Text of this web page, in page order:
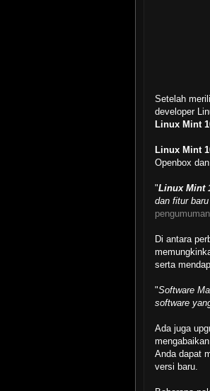
Setelah
developer
Linux Mint
Linux Mint
Openbox
"Linux Mint
dan fitur
pengumuman
Di antara
serta
"Software
software
Ada juga
Anda dapat
versi baru.